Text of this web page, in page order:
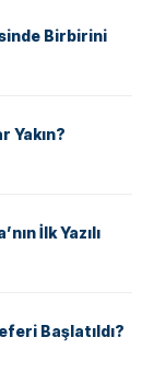
Birbirini
Yakın?
İlk Yazılı
Başlatıldı?